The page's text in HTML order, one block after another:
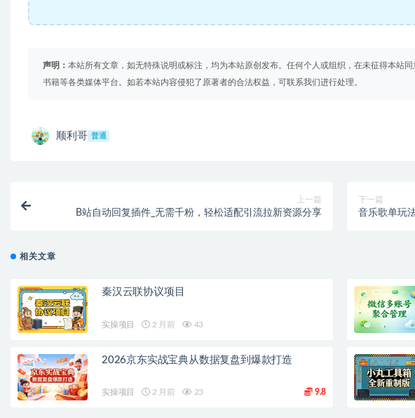
声明： 本站所有文章，如无特殊说明或标注，均为本站原创发布。任何个人或组织，在未征得本站
书籍等各类媒体平台。如若本站内容侵犯了原著者的合法权益，可联系我们进行处理。
顺利哥 普通
上一篇
B站自动回复插件_无需千粉，轻松适配引流拉新资源分享
下一篇
音乐歌单玩
相关文章
秦汉云联协议项目
实操项目 2 月前 43
2026京东实战宝典从数据复盘到爆款打造
实操项目 2 月前 23 9.8